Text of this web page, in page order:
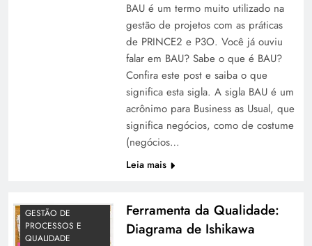
BAU é um termo muito utilizado na
gestão de projetos com as práticas
de PRINCE2 e P3O. Você já ouviu
falar em BAU? Sabe o que é BAU?
Confira este post e saiba o que
significa esta sigla. A sigla BAU é um
acrônimo para Business as Usual, que
significa negócios, como de costume
(negócios…
Leia mais
GESTÃO DE
PROCESSOS E
QUALIDADE
Ferramenta da Qualidade:
Diagrama de Ishikawa